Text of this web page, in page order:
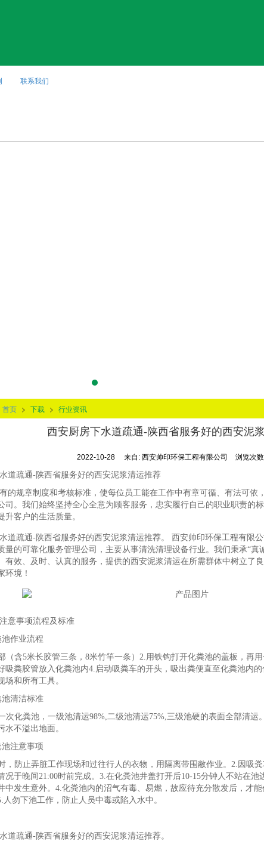
联系我们
首页 > 下载 > 行业资讯
西安厨房下水道疏通-陕西省服务好的西安泥
2022-10-28 来自: 西安帅印环保工程有限公司 浏览次
道疏通-陕西省服务好的西安泥浆清运推荐
的规章制度和考核标准，使每位员工能在工作中有章可循、有法可依
司。我们始终坚持全心全意为顾客服务，忠实履行自己的职业职责的
升客户的生活质量。
道疏通-陕西省服务好的西安泥浆清运推荐。 西安帅印环保工程有限
量的可靠化服务管理公司，主要从事清洗清理设备行业。我们秉承“真
有效、及时、认真的服务，提供的西安泥浆清运在所需群体中树立了
环境！
意事项流程及标准
作业流程
（含5米长胶管三条，8米竹竿一条）2.用铁钩打开化粪池的盖板，再
吸粪胶管放入化粪池内4.启动吸粪车的开头，吸出粪便直至化粪池内
场和所有工具。
清洁标准
次化粪池，一级池清运98%,二级池清运75%,三级池硬的表面全部清运
水不溢出地面。
注意事项
，防止弄脏工作现场和过往行人的衣物，用隔离带围敝作业。2.因吸
况于晚间21:00时前完成。3.在化粪池井盖打开后10-15分钟人不站在
中发生意外。4.化粪池内的沼气有毒、易燃，故应待充分散发后，才
勿下池工作，防止人员中毒或陷入水中。
道疏通-陕西省服务好的西安泥浆清运推荐。